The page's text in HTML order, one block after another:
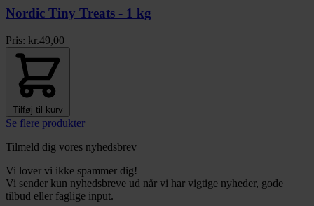
Nordic Tiny Treats - 1 kg
Pris: kr.49,00
Tilføj til kurv
Se flere produkter
Tilmeld dig vores nyhedsbrev
Vi lover vi ikke spammer dig!
Vi sender kun nyhedsbreve ud når vi har vigtige nyheder, gode
tilbud eller faglige input.